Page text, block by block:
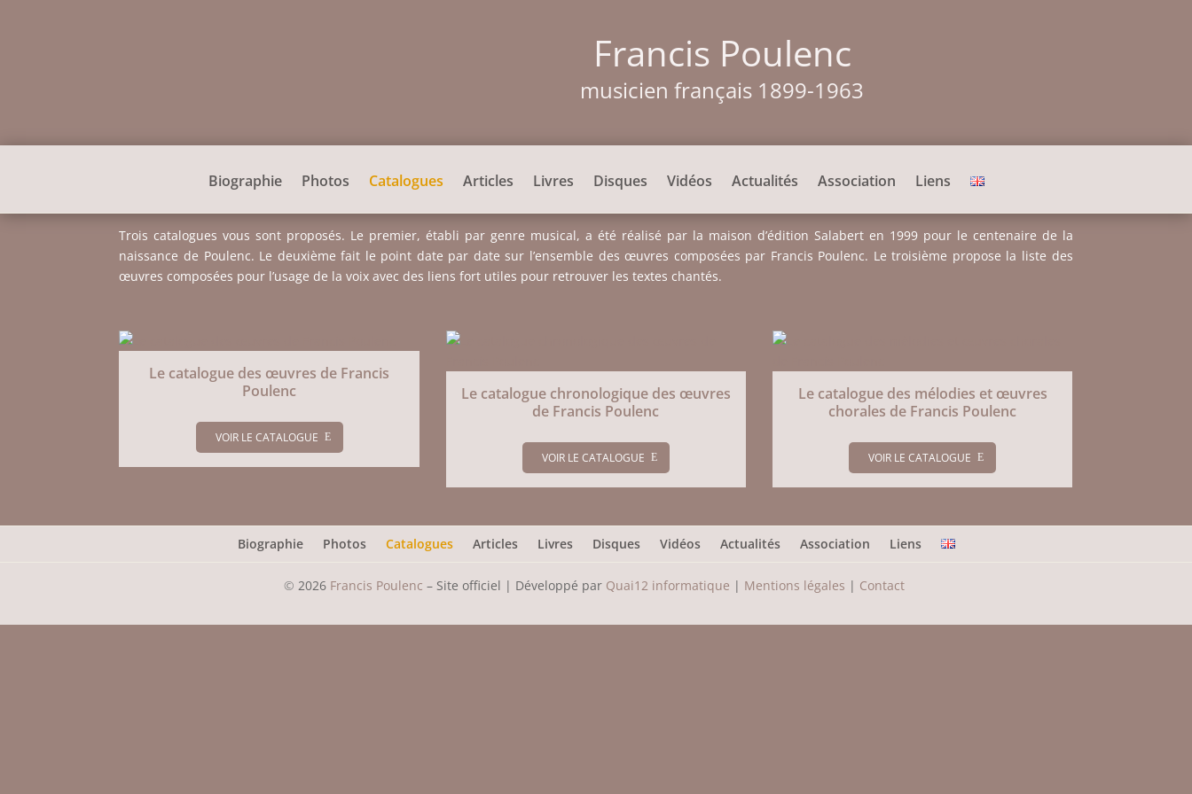
Francis Poulenc
musicien français 1899-1963
Biographie Photos Catalogues Articles Livres Disques Vidéos Actualités Association Liens
Trois catalogues vous sont proposés. Le premier, établi par genre musical, a été réalisé par la maison d’édition Salabert en 1999 pour le centenaire de la
naissance de Poulenc. Le deuxième fait le point date par date sur l’ensemble des œuvres composées par Francis Poulenc. Le troisième propose la liste des
œuvres composées pour l’usage de la voix avec des liens fort utiles pour retrouver les textes chantés.
Le catalogue des œuvres de Francis
Poulenc
VOIR LE CATALOGUE
Le catalogue chronologique des œuvres
de Francis Poulenc
VOIR LE CATALOGUE
Le catalogue des mélodies et œuvres
chorales de Francis Poulenc
VOIR LE CATALOGUE
Biographie Photos Catalogues Articles Livres Disques Vidéos Actualités Association Liens
© 2026 Francis Poulenc – Site officiel | Développé par Quai12 informatique | Mentions légales | Contact